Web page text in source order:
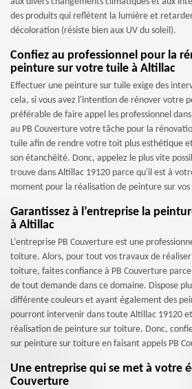
des produits qui reflètent la lumière et
décoloration (résiste bien aux UV du soleil).
Confiez au professionnel pour la
peinture sur votre tuile à Altillac
Effectuer une peinture sur tuile exige des
cela, si vous avez l'intention de rénover votre
préférable de faire appel les professionnel
au PB Couverture votre tâche pour la
tuile afin de rendre votre toit plus esthétique
son étanchéité. Donc, appelez le plus vite
trouve dans Altillac 19120 parce qu'il est à
moment pour la réalisation de peinture sur
Garantissez à l’entreprise la
à Altillac
L’entreprise PB Couverture est une
toiture. Alors, pour tout vos travaux de
toiture, faites confiance à PB Couverture
de tout demande dans ce domaine. Dispose
différente couleurs et ayant également des
pourront intervenir dans toute Altillac 19120
réalisation de peinture sur toiture. Donc,
sur peinture sur toiture en faisant appels PB
Une entreprise qui se met à votre
Couverture